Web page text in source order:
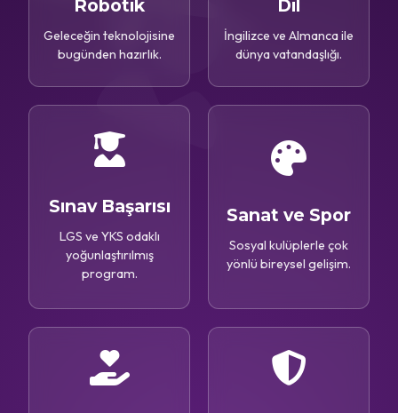
Robotik
Geleceğin teknolojisine
bugünden hazırlık.
Dil
İngilizce ve Almanca ile
dünya vatandaşlığı.
Sınav Başarısı
LGS ve YKS odaklı
yoğunlaştırılmış
program.
Sanat ve Spor
Sosyal kulüplerle çok
yönlü bireysel gelişim.